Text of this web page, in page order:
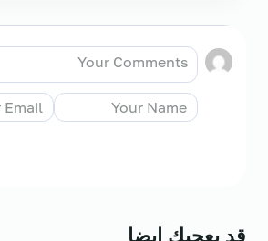
قد يعجبك ايضا